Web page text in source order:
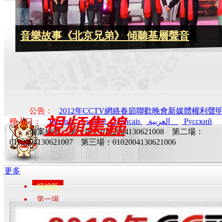
費玉清和城市達人“會計哥”同台飆歌
公告：
2012年CCTV網絡春節聯歡晚會新媒體權利聲
種入口：
English Español Français
Pусский
備案編號：第一場：0102004130621008 第二場：
0102004130621007 第三場：0102004130621006
視頻集錦
更多
精編版
第一場